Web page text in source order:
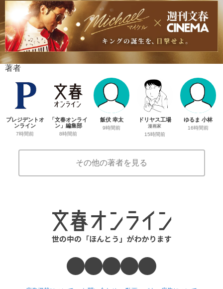
著者
プレジデントオ
ンライン
7時間前
「文春オンライ
ン」編集部
8時間前
飯伏 幸太
9時間前
ドリヤス工場
漫画家
15時間前
ゆるま 小林
16時間前
その他の著者を見る